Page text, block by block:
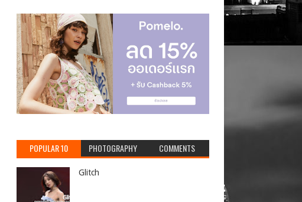
POPULAR 10 PHOTOGRAPHY COMMENTS
Glitch